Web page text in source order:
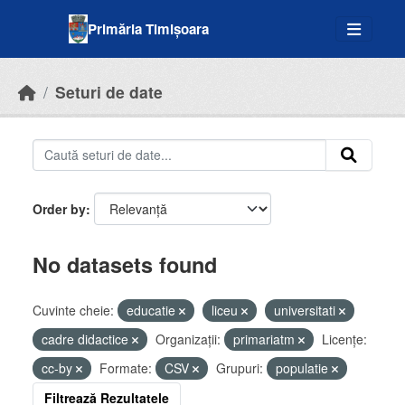
Primăria Timișoara
Seturi de date
Order by
No datasets found
Cuvinte cheie: educatie liceu
universitati
cadre didactice
Organizații: primariatm
Licenţe:
cc-by
Formate: CSV Grupuri:
populatie
Filtrează Rezultatele